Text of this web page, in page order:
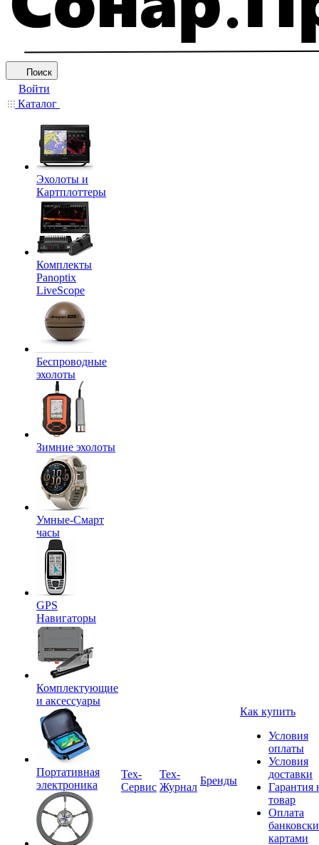
Поиск
Войти
Каталог
Эхолоты и
Картплоттеры
Комплекты
Panoptix
LiveScope
Беспроводные
эхолоты
Зимние эхолоты
Умные-Смарт
часы
GPS
Навигаторы
Комплектующие
и аксессуары
Портативная
электроника
Tex-
Сервис
Тех-
Журнал
Бренды
Как купить
Условия
оплаты
Условия
доставки
Гарантия
товар
Оплата
картами